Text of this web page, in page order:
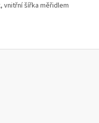
vnitřní šířka měřidlem